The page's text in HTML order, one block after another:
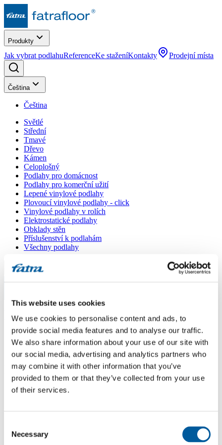
This website uses cookies
We use cookies to personalise content and ads, to
provide social media features and to analyse our traffic.
We also share information about your use of our site with
our social media, advertising and analytics partners who
may combine it with other information that you’ve
provided to them or that they’ve collected from your use
of their services.
Selection
Necessary
Produkty
Jak vybrat podlahuReferenceKe staženíKontakty Prodejní místa
Čeština
Čeština
Světlé
Střední
Tmavé
Dřevo
Kámen
Celoplošný
Podlahy pro domácnost
Podlahy pro komerční užití
Lepené vinylové podlahy
Plovoucí vinylové podlahy - click
Vinylové podlahy v rolích
Elektrostatické podlahy
Obklady stěn
Příslušenství k podlahám
Všechny podlahy
Menu
Domů/
Dotazy/
lino domo
Dotaz
Dobry den.Chci se zeptat jestli se lino domo musi svarovat snurou
Odpověď